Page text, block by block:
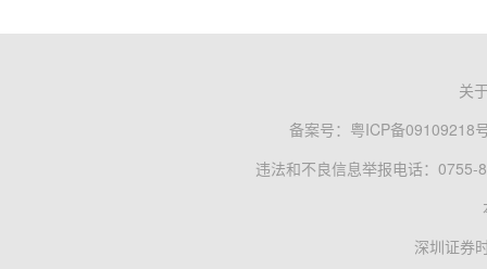
关
备案号： 粤ICP备09109218
违法和不良信息举报电话：0755-
深圳证券